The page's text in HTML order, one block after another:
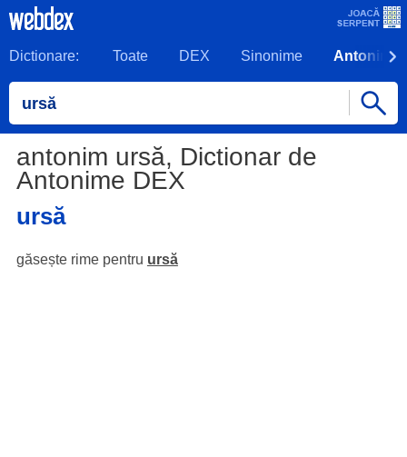
Dictionare: Toate DEX Sinonime Antonime
antonim ursă, Dictionar de
Antonime DEX
ursă
găsește rime pentru ursă